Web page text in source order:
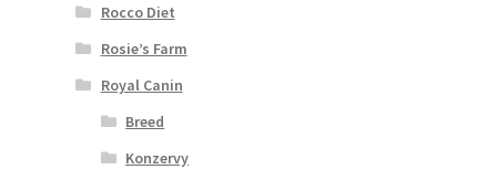
Rocco Diet
Rosie’s Farm
Royal Canin
Breed
Konzervy